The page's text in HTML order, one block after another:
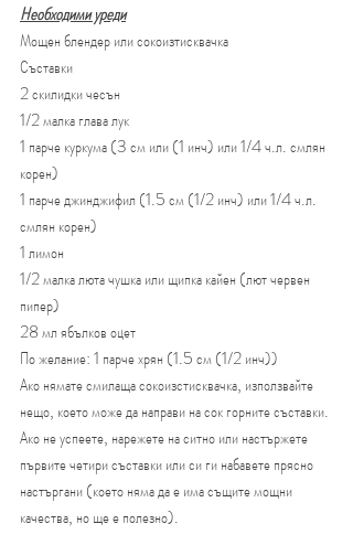
Необходими уреди
Мощен блендер или сокоизтисквачка
Съставки
2 скилидки чесън
1/2 малка глава лук
1 парче куркума (3 см или (1 инч) или 1/4 ч.л. смлян
корен)
1 парче джинджифил (1.5 см (1/2 инч) или 1/4 ч.л.
смлян корен)
1 лимон
1/2 малка люта чушка или щипка кайен (лют червен
пипер)
28 мл ябълков оцет
По желание: 1 парче хрян (1.5 см (1/2 инч))
Ако нямате смилаща сокоизстисквачка, използвайте
нещо, което може да направи на сок горните съставки.
Ако не успеете, нарежете на ситно или настържете
първите четири съставки или си ги набавете прясно
настъргани (което няма да е има същите мощни
качества, но ще е полезно).